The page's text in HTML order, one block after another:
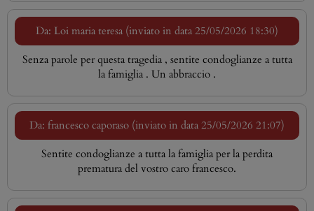
Da: Loi maria teresa (inviato in data 25/05/2026 18:30)
Senza parole per questa tragedia , sentite condoglianze a tutta
la famiglia . Un abbraccio .
Da: francesco caporaso (inviato in data 25/05/2026 21:07)
Sentite condoglianze a tutta la famiglia per la perdita
prematura del vostro caro francesco.